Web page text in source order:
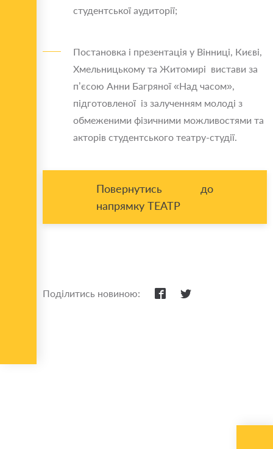
студентської аудиторії;
Постановка і презентація у Вінниці, Києві,
Хмельницькому та Житомирі вистави за
п’єсою Анни Багряної «Над часом»,
підготовленої із залученням молоді з
обмеженими фізичними можливостями та
акторів студентського театру-студії.
Повернутись до
напрямку ТЕАТР
Поділитись новиною: